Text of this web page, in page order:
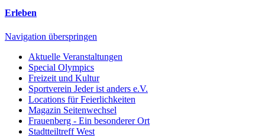
Erleben
Navigation überspringen
Aktuelle Veranstaltungen
Special Olympics
Freizeit und Kultur
Sportverein Jeder ist anders e.V.
Locations für Feierlichkeiten
Magazin Seitenwechsel
Frauenberg - Ein besonderer Ort
Stadtteiltreff West